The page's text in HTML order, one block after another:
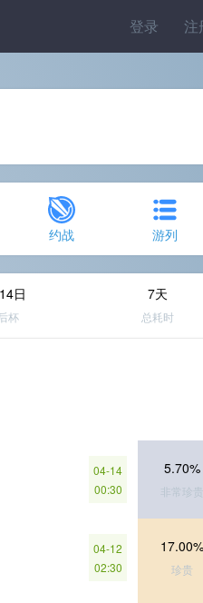
登录 注
约战 游列
日
杯
7天
总耗时
04-14
00:30
5.70%
非常珍贵
04-12
02:30
17.00%
珍贵